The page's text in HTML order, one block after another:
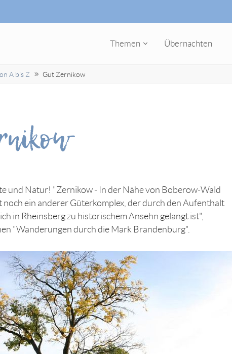
Themen Übernachten
A bis Z Gut Zernikow
und Natur! "Zernikow - In der Nähe von Boberow-Wald
noch ein anderer Güterkomplex, der durch den Aufenthalt
in Rheinsberg zu historischem Ansehn gelangt ist",
"Wanderungen durch die Mark Brandenburg".